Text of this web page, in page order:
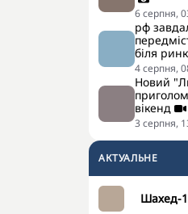
6 серпня,
рф
біля
4 серпня,
Новий
вікенд
3 серпня,
АКТУАЛЬНЕ
Шахед-